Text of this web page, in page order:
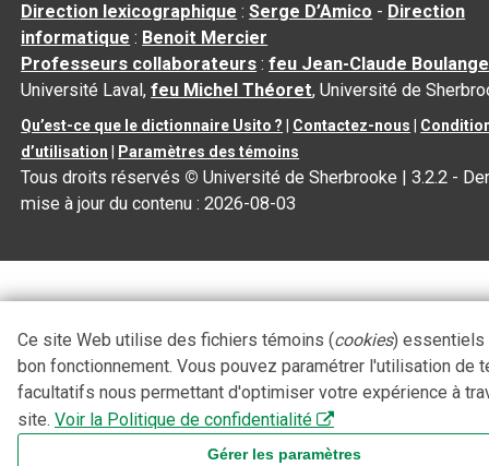
Direction lexicographique :Serge D’Amico - Direction
informatique : Benoit Mercier
Professeurs collaborateurs :feu Jean-Claude
Université Laval,feu Michel Théoret, Université de
Qu’est-ce que le dictionnaire Usito ? Contactez-nous
d’utilisation
Paramètres des témoins
Tous droits réservés © Université de Sherbrooke |3.2.2 -
mise à jour du contenu :2026-08-03
Ce site Web utilise des fichiers témoins (cookies) essentiels
bon fonctionnement. Vous pouvez paramétrer l'utilisation de
facultatifs nous permettant d'optimiser votre expérience à
site. Voir la Politique de confidentialité
Gérer les paramètres